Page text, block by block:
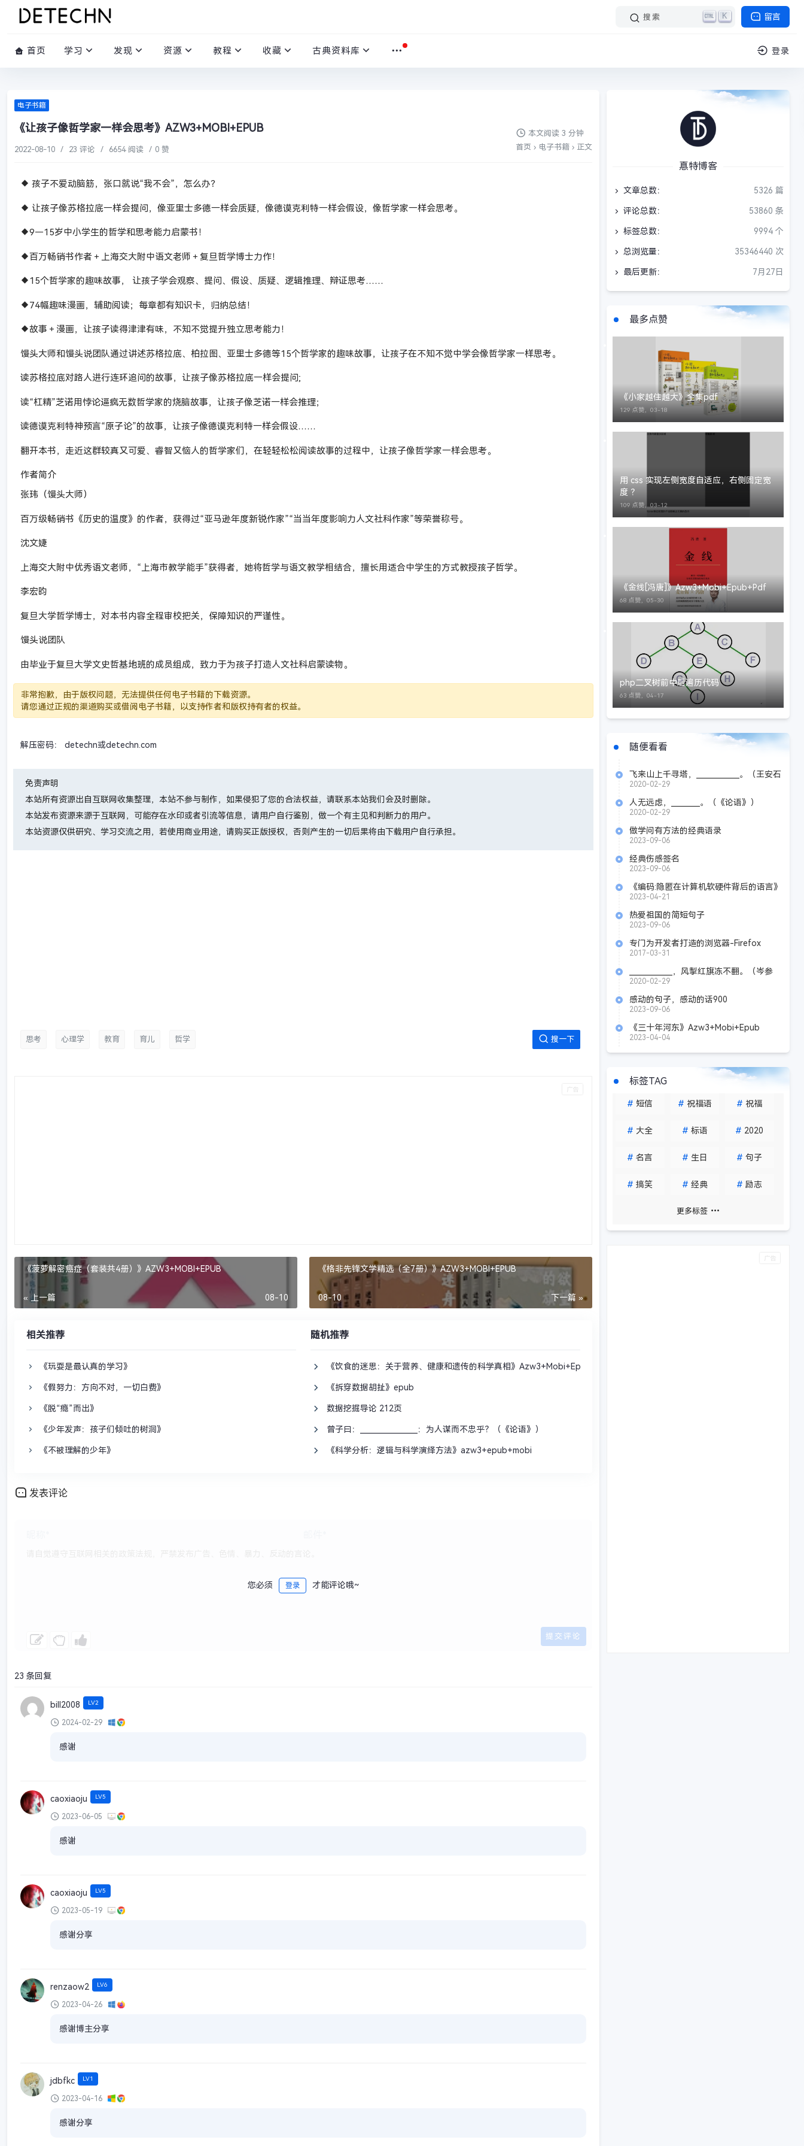
留言
搜索 K
首页 学习 发现 资源 教程 收藏 古典资料库 登录
电子书籍
《让孩子像哲学家一样会思考》AZW3+MOBI+EPUB
2022-08-10 / 23 评论 / 6654 阅读 / 0 赞
本文阅读 3 分钟
首页 › 电子书籍 › 正文
◆ 孩子不爱动脑筋，张口就说“我不会”，怎么办？
◆ 让孩子像苏格拉底一样会提问，像亚里士多德一样会质疑，像德谟克利特一样会假设，像哲学家一样会思考。
◆9—15岁中小学生的哲学和思考能力启蒙书！
◆百万畅销书作者＋上海交大附中语文老师＋复旦哲学博士力作！
◆15个哲学家的趣味故事， 让孩子学会观察、提问、假设、质疑、逻辑推理、辩证思考……
◆74幅趣味漫画，辅助阅读；每章都有知识卡，归纳总结！
◆故事＋漫画，让孩子读得津津有味，不知不觉提升独立思考能力！
馒头大师和馒头说团队通过讲述苏格拉底、柏拉图、亚里士多德等15个哲学家的趣味故事，让孩子在不知不觉中学会像哲学家一样思考。
读苏格拉底对路人进行连环追问的故事，让孩子像苏格拉底一样会提问;
读“杠精”芝诺用悖论逼疯无数哲学家的烧脑故事，让孩子像芝诺一样会推理；
读德谟克利特神预言“原子论”的故事，让孩子像德谟克利特一样会假设……
翻开本书，走近这群较真又可爱、睿智又恼人的哲学家们，在轻轻松松阅读故事的过程中，让孩子像哲学家一样会思考。
作者简介
张玮（馒头大师）
百万级畅销书《历史的温度》的作者，获得过“亚马逊年度新锐作家”“当当年度影响力人文社科作家”等荣誉称号。
沈文婕
上海交大附中优秀语文老师，“上海市教学能手”获得者，她将哲学与语文教学相结合，擅长用适合中学生的方式教授孩子哲学。
李宏昀
复旦大学哲学博士，对本书内容全程审校把关，保障知识的严谨性。
馒头说团队
由毕业于复旦大学文史哲基地班的成员组成，致力于为孩子打造人文社科启蒙读物。
非常抱歉，由于版权问题，无法提供任何电子书籍的下载资源。
请您通过正规的渠道购买或借阅电子书籍，以支持作者和版权持有者的权益。
解压密码： detechn或detechn.com
免责声明
本站所有资源出自互联网收集整理，本站不参与制作，如果侵犯了您的合法权益，请联系本站我们会及时删除。
本站发布资源来源于互联网，可能存在水印或者引流等信息，请用户自行鉴别，做一个有主见和判断力的用户。
本站资源仅供研究、学习交流之用，若使用商业用途，请购买正版授权，否则产生的一切后果将由下载用户自行承担。
思考 心理学 教育 育儿 哲学 搜一下
《菠萝解密癌症（套装共4册）》AZW3+MOBI+EPUB
« 上一篇 08-10
《格非先锋文学精选（全7册）》AZW3+MOBI+EPUB
下一篇 »
08-10
相关推荐
《玩耍是最认真的学习》
《假努力：方向不对，一切白费》
《脱“瘾”而出》
《少年发声：孩子们倾吐的树洞》
《不被理解的少年》
随机推荐
《饮食的迷思：关于营养、健康和遗传的科学真相》Azw3+Mobi+Epub
《拆穿数据胡扯》epub
数据挖掘导论 212页
曾子曰：________________：为人谋而不忠乎？（《论语》）
《科学分析：逻辑与科学演绎方法》azw3+epub+mobi
发表评论
您必须 登录 才能评论哦~
23 条回复
bill2008 LV2
2024-02-29
感谢
caoxiaoju LV5
2023-06-05
感谢
caoxiaoju LV5
2023-05-19
感谢分享
renzaow2 LV6
2023-04-26
感谢博主分享
jdbfkc LV1
2023-04-16
感谢分享
惪特博客
文章总数： 5326 篇
评论总数： 53860 条
标签总数： 9994 个
总浏览量： 35346440 次
最后更新： 7月27日
最多点赞
《小家越住越大》全集pdf
129 点赞， 03-18
用 css 实现左侧宽度自适应，右侧固定宽
度 ？
109 点赞， 03-12
《金线[冯唐]》Azw3+Mobi+Epub+Pdf
68 点赞， 05-30
php二叉树前中后遍历代码
63 点赞， 04-17
随便看看
飞来山上千寻塔，____________。（王安石
《登飞来峰》）
2020-02-29
人无远虑，________。（《论语》）
2020-02-29
做学问有方法的经典语录
2023-09-06
经典伤感签名
2023-09-06
《编码:隐匿在计算机软硬件背后的语言》
Azw3+Mobi+Epub
2023-04-21
热爱祖国的简短句子
2023-09-06
专门为开发者打造的浏览器-Firefox
Developer Edition Firefox 54.0a2
2017-03-31
____________，风掣红旗冻不翻。（岑参
《白雪歌送武判官归京》）
2020-02-29
感动的句子，感动的话900
2023-09-06
《三十年河东》Azw3+Mobi+Epub
2023-04-04
标签TAG
# 短信 # 祝福语 # 祝福
# 大全 # 标语 # 2020
# 名言 # 生日 # 句子
# 搞笑 # 经典 # 励志
更多标签